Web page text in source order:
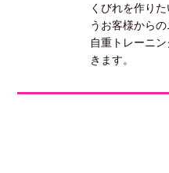
くびれを作り
うお客様から
自重トレーニ
きます。